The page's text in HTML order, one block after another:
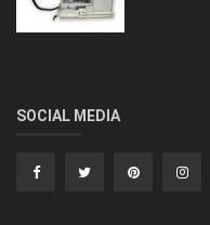
SOCIAL MEDIA